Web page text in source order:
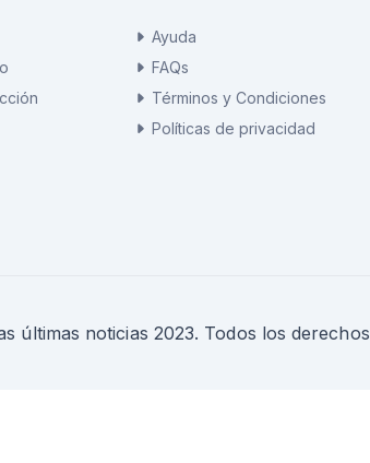
Ayuda
FAQs
Términos y Condiciones
Políticas de privacidad
últimas noticias 2023. Todos los